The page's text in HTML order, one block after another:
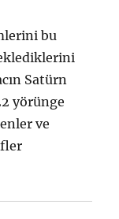
bu
Satürn
yörünge
ve